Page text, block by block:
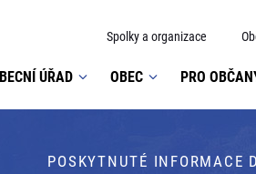
Spolky a organizace
ÚŘAD OBEC PRO
POSKYTNUTÉ